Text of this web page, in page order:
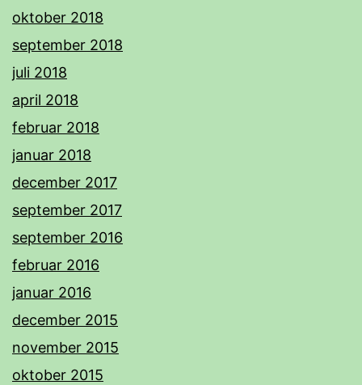
oktober 2018
september 2018
juli 2018
april 2018
februar 2018
januar 2018
december 2017
september 2017
september 2016
februar 2016
januar 2016
december 2015
november 2015
oktober 2015